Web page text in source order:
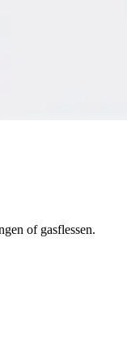
of gasflessen.